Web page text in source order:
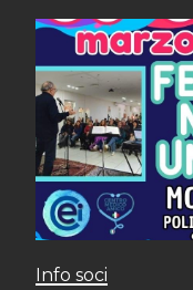
Info soci